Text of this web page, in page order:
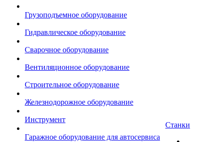
Грузоподъемное оборудование
Гидравлическое оборудование
Сварочное оборудование
Вентиляционное оборудование
Строительное оборудование
Железнодорожное оборудование
Инструмент
Гаражное оборудование для автосервиса
Станки